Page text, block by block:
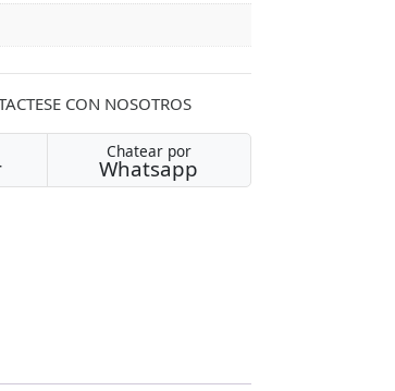
CON NOSOTROS
Chatear por
Whatsapp